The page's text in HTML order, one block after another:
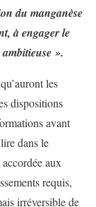
du manganèse
à engager le
».
les
dispositions
avant
dans le
aux
requis,
irréversible de